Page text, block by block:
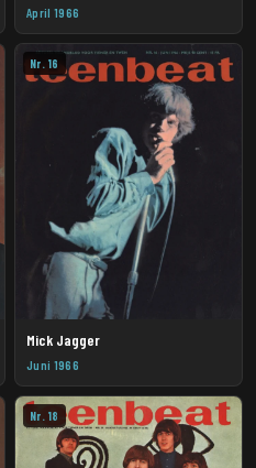
April 1966
Nr. 16
Mick Jagger
Juni 1966
Nr. 18